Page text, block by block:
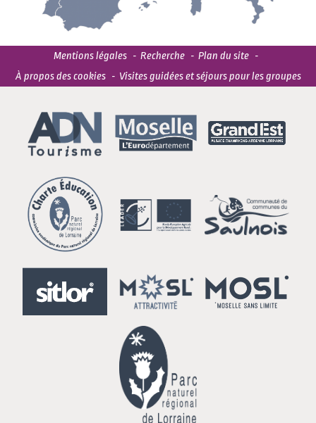
Mentions légales Recherche
Plan du site
À propos des cookies
Visites guidées et séjours pour les groupes